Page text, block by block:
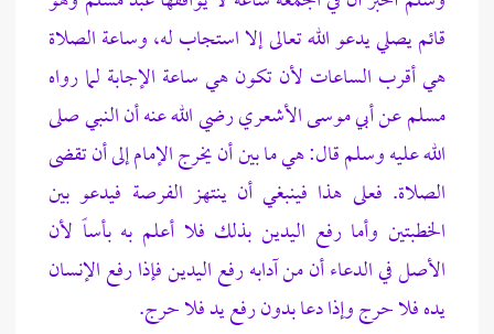
قائم يصلي يدعو الله تعالى إلا استجاب له، وساعة الصلاة
هي أقرب الساعات لأن تكون هي ساعة الإجابة لما رواه
مسلم عن أبي موسى الأشعري رضي الله عنه أن النبي صلى
الله عليه وسلم قال: هي ما بين أن يخرج الإمام إلى أن تقضى
الصلاة. فعلى هذا فينبغي أن ينتهز الفرصة فيدعو بين
الخطبتين وأما رفع اليدين بذلك فلا أعلم به بأساً لأن
الأصل في الدعاء أن من آدابه رفع اليدين فإذا رفع الإنسان
يده فلا حرج وإذا دعا بدون رفع يد فلا حرج.